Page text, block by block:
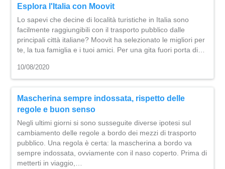
Esplora l'Italia con Moovit
Lo sapevi che decine di località turistiche in Italia sono
facilmente raggiungibili con il trasporto pubblico dalle
principali città italiane? Moovit ha selezionato le migliori per
te, la tua famiglia e i tuoi amici. Per una gita fuori porta di…
10/08/2020
Mascherina sempre indossata, rispetto delle
regole e buon senso
Negli ultimi giorni si sono susseguite diverse ipotesi sul
cambiamento delle regole a bordo dei mezzi di trasporto
pubblico. Una regola è certa: la mascherina a bordo va
sempre indossata, ovviamente con il naso coperto. Prima di
metterti in viaggio,…